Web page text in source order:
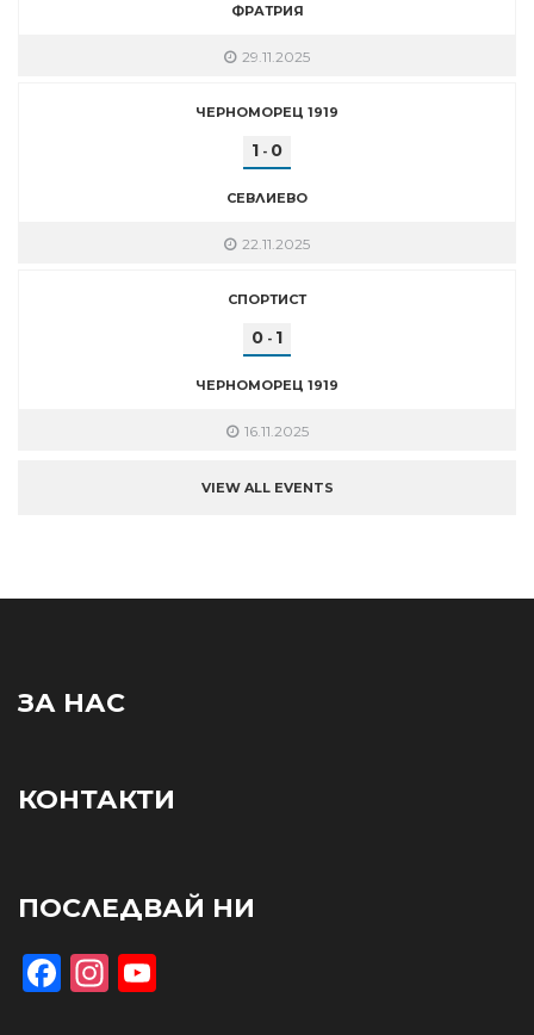
ФРАТРИЯ
29.11.2025
ЧЕРНОМОРЕЦ 1919
1 - 0
СЕВЛИЕВО
22.11.2025
СПОРТИСТ
0 - 1
ЧЕРНОМОРЕЦ 1919
16.11.2025
VIEW ALL EVENTS
ЗА НАС
КОНТАКТИ
ПОСЛЕДВАЙ НИ
Facebook
Instagram